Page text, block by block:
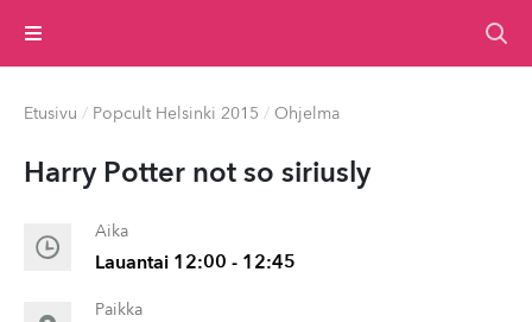
Valikko
Etusivu / Popcult Helsinki 2015 / Ohjelma
Harry Potter not so siriusly
Aika
Lauantai 12:00 - 12:45
Paikka